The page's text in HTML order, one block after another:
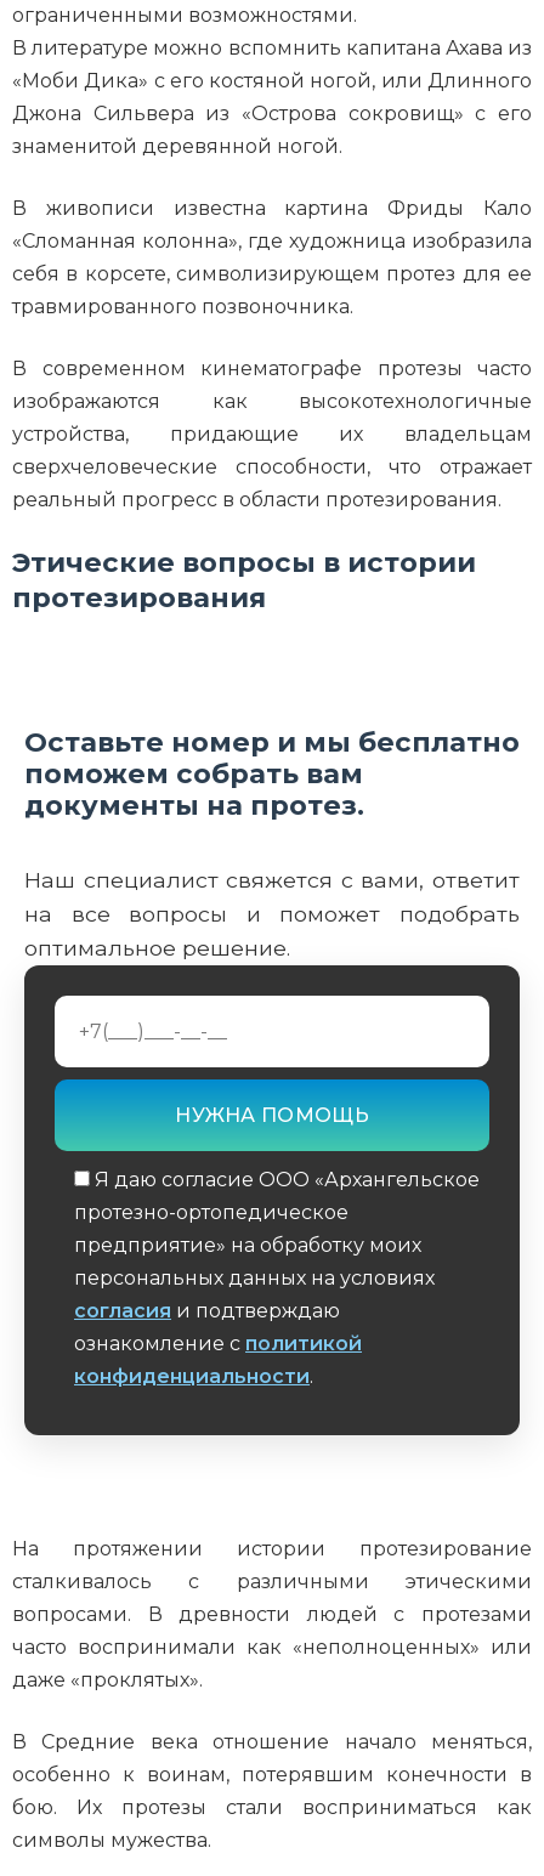
ограниченными возможностями.
В литературе можно вспомнить капитана Ахава из
«Моби Дика» с его костяной ногой, или Длинного
Джона Сильвера из «Острова сокровищ» с его
знаменитой деревянной ногой.
В живописи известна картина Фриды Кало
«Сломанная колонна», где художница изобразила
себя в корсете, символизирующем протез для ее
травмированного позвоночника.
В современном кинематографе протезы часто
изображаются как высокотехнологичные
устройства, придающие их владельцам
сверхчеловеческие способности, что отражает
реальный прогресс в области протезирования.
Этические вопросы в истории
протезирования
Оставьте номер и мы бесплатно
поможем собрать вам
документы на протез.
Наш специалист свяжется с вами, ответит
на все вопросы и поможет подобрать
оптимальное решение.
Я даю согласие ООО «Архангельское
протезно-ортопедическое
предприятие» на обработку моих
персональных данных на условиях
согласия и подтверждаю
ознакомление с политикой
конфиденциальности.
На протяжении истории протезирование
сталкивалось с различными этическими
вопросами. В древности людей с протезами
часто воспринимали как «неполноценных» или
даже «проклятых».
В Средние века отношение начало меняться,
особенно к воинам, потерявшим конечности в
бою. Их протезы стали восприниматься как
символы мужества.